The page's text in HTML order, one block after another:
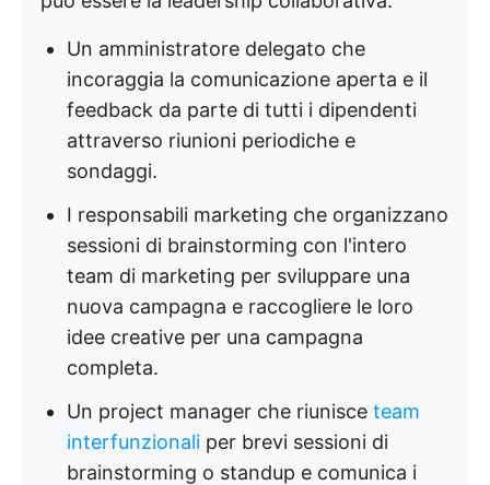
Un amministratore delegato che
incoraggia la comunicazione aperta e il
feedback da parte di tutti i dipendenti
attraverso riunioni periodiche e
sondaggi.
I responsabili marketing che organizzano
sessioni di brainstorming con l'intero
team di marketing per sviluppare una
nuova campagna e raccogliere le loro
idee creative per una campagna
completa.
Un project manager che riunisce team
interfunzionali per brevi sessioni di
brainstorming o standup e comunica i